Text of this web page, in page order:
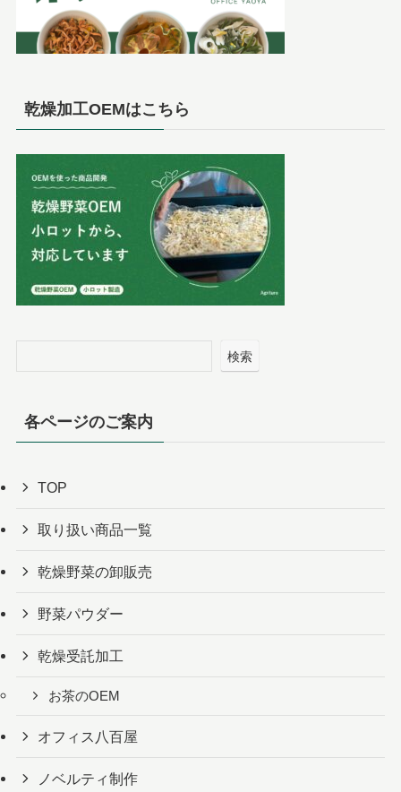
乾燥加工OEMはこちら
検索
各ページのご案内
TOP
取り扱い商品一覧
乾燥野菜の卸販売
野菜パウダー
乾燥受託加工
お茶のOEM
オフィス八百屋
ノベルティ制作